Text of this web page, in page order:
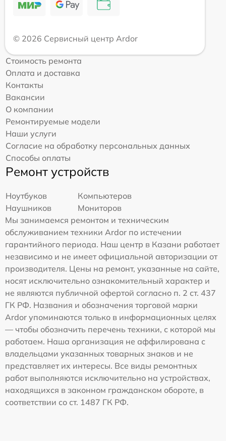
© 2026 Сервисный центр Ardor
Стоимость ремонта
Оплата и доставка
Контакты
Вакансии
О компании
Ремонтируемые модели
Наши услуги
Согласие на обработку персональных данных
Способы оплаты
Ремонт устройств
Ноутбуков
Компьютеров
Наушников
Мониторов
Мы занимаемся ремонтом и техническим
обслуживанием техники Ardor по истечении
гарантийного периода. Наш центр в Казани работает
независимо и не имеет официальной авторизации от
производителя. Цены на ремонт, указанные на сайте,
носят исключительно ознакомительный характер и
не являются публичной офертой согласно п. 2 ст. 437
ГК РФ. Названия и обозначения торговой марки
Ardor упоминаются только в информационных целях
— чтобы обозначить перечень техники, с которой мы
работаем. Наша организация не аффилирована с
владельцами указанных товарных знаков и не
представляет их интересы. Все виды ремонтных
работ выполняются исключительно на устройствах,
находящихся в законном гражданском обороте, в
соответствии со ст. 1487 ГК РФ.